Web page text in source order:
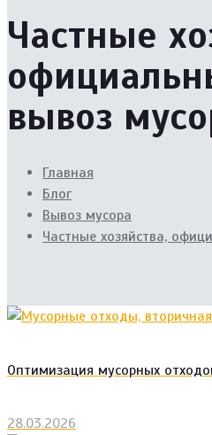
Частные
вывоз
Главная
Блог
Вывоз мусора
Частные хозяйства,
Оптимизация мусорных
28.03.2026